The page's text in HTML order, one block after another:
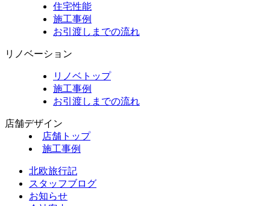
住宅性能
施工事例
お引渡しまでの流れ
リノベーション
リノベトップ
施工事例
お引渡しまでの流れ
店舗デザイン
店舗トップ
施工事例
北欧旅行記
スタッフブログ
お知らせ